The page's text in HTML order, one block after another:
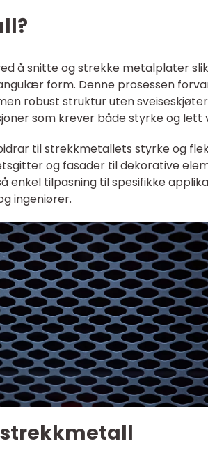
å snitte og strekke metalplater
form. Denne prosessen
robust struktur uten
som krever både styrke og lett
til strekkmetallets styrke og
og fasader til dekorative
enkel tilpasning til spesifikke
ingeniører.